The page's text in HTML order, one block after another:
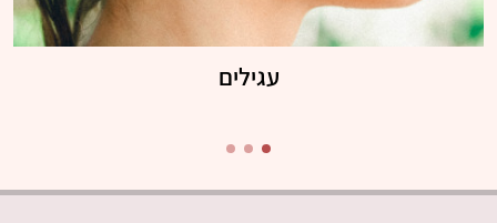
עגילים